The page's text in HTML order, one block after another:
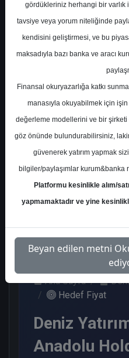
En Yüksek Tahmin
Ortalama Fiyat Tahmini
Ortalama Getiri Potansiyeli
Kurum
3
2
Ana Sayfa
Hedef Fiyat
Deniz
Anadolu
gördükleriniz herhangi bir varlık
tavsiye veya yorum niteliğinde
kendisini geliştirmesi, ve bu
maksadıyla bazı banka ve aracı
Finansal okuryazarlığa katkı
manasıyla okuyabilmek için işin
değerleme modellerini ve bir şirketi
göz önünde bulundurabilirsiniz,
güvenerek yatırım yapmak
bilgiler/paylaşımlar kurum&banka
Platformu kesinlikle alım/
yapmamaktadır ve yine
Beyan edilen metni